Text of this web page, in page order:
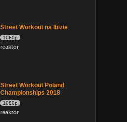
Street Workout na Ibizie
1080p
reaktor
Street Workout Poland
Championships 2018
1080p
reaktor